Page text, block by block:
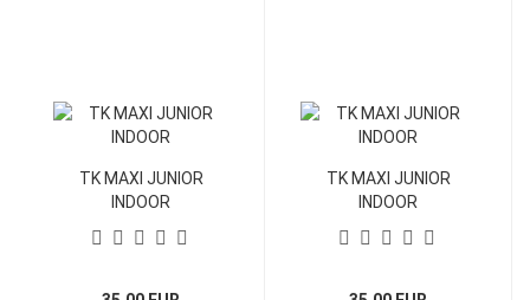
TK MAXI JUNIOR
INDOOR
TK MAXI JUNIOR
INDOOR